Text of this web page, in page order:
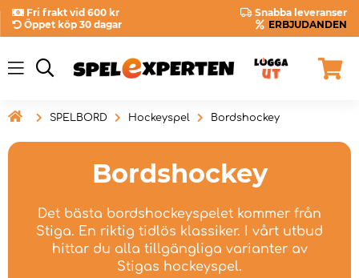
Fri frakt vid 600 kr
Snabba leveranser
Öppet köp 30 dagar
ERBJUDANDEN
 SPELBORD Hockeyspel Bordshockey
Bordshockey
Det bästa bordshockeyspelet kommer från
Stiga. En riktig tidlös klassiker. I vårt utbud
hittar du alla tillgängliga varianter av
Stigas hockeyspel.